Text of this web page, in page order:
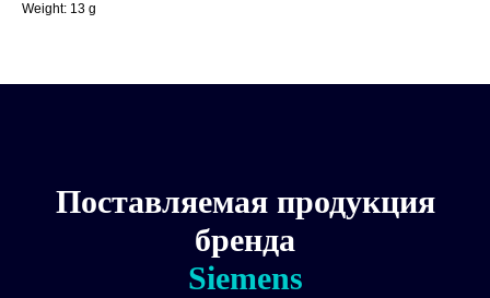
Weight: 13 g
Поставляемая продукция
бренда
Siemens